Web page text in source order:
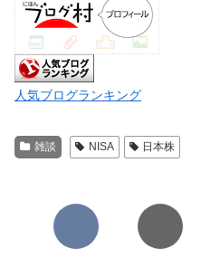
人気ブログランキング
雑談 NISA 日本株